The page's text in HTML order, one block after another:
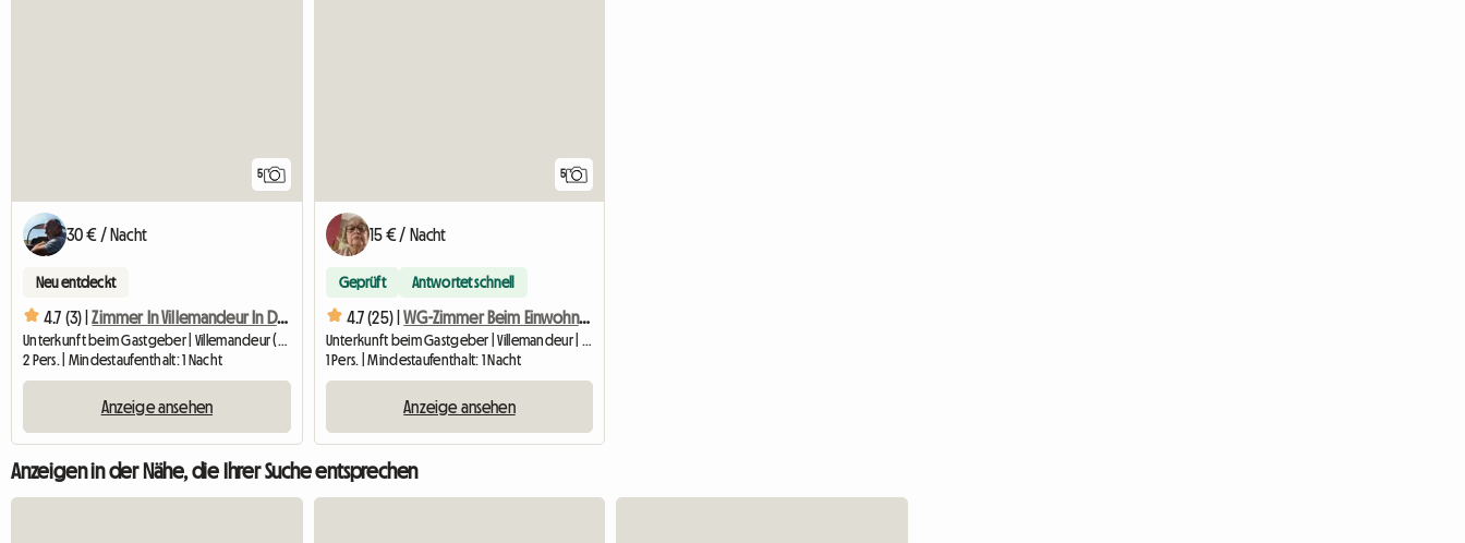
5
30 € / Nacht
Neu entdeckt
4.7 (3) | Zimmer In Villemandeur In Der Nähe Von Montargis Homestay
Unterkunft beim Gastgeber | Villemandeur (45700) | 20 M2
2 Pers. | Mindestaufenthalt: 1 Nacht
Anzeige ansehen
5
15 € / Nacht
Geprüft Antwortet schnell
4.7 (25) | WG-Zimmer Beim Einwohner Auf Villemandeur
Unterkunft beim Gastgeber | Villemandeur | 12 M2
1 Pers. | Mindestaufenthalt: 1 Nacht
Anzeige ansehen
Anzeigen in der Nähe, die Ihrer Suche entsprechen